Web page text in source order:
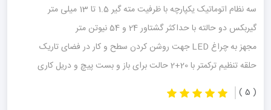
سه نظام اتوماتیک یکپارچه با ظرفیت مته گیر 1.5 تا 13 میلی متر
گیربکس دو حالته با حداکثر گشتاور 24 و 54 نیوتن متر
مجهز به چراغ LED جهت روشن کردن سطح و کار در فضای تاریک
حلقه تنظیم ترکمتر با 20+2 حالت برای باز و بست پیچ و دریل کاری
( 5 )